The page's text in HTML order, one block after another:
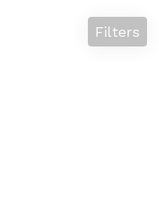
Filters